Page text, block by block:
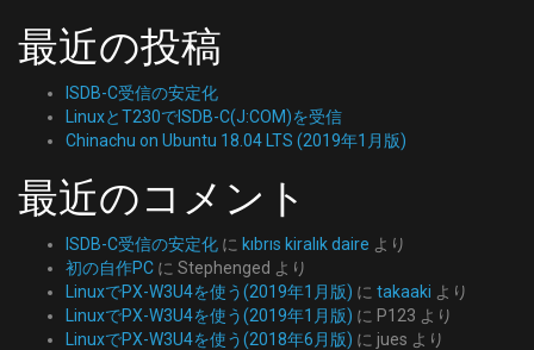
最近の投稿
ISDB-C受信の安定化
LinuxとT230でISDB-C(J:COM)を受信
Chinachu on Ubuntu 18.04 LTS (2019年1月版)
最近のコメント
ISDB-C受信の安定化 に kıbrıs kiralık daire より
初の自作PC に Stephenged より
LinuxでPX-W3U4を使う(2019年1月版) に takaaki より
LinuxでPX-W3U4を使う(2019年1月版) に P123 より
LinuxでPX-W3U4を使う(2018年6月版) に jues より